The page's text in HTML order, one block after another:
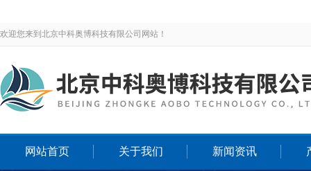
欢迎您来到北京中科奥博科技有限公司网站！
网站首页 关于我们 新闻资讯